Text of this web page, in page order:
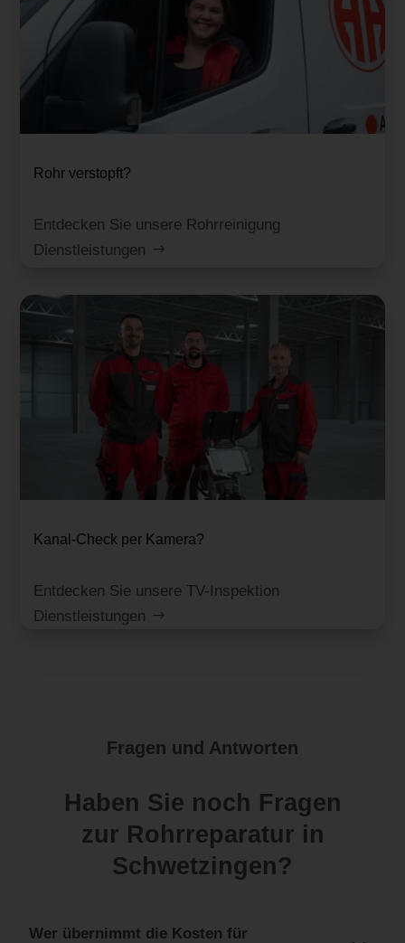
Rohr verstopft?
Entdecken Sie unsere Rohrreinigung
Dienstleistungen
Kanal-Check per Kamera?
Entdecken Sie unsere TV-Inspektion
Dienstleistungen
Fragen und Antworten
Haben Sie noch Fragen
zur Rohrreparatur in
Schwetzingen?
Wer übernimmt die Kosten für